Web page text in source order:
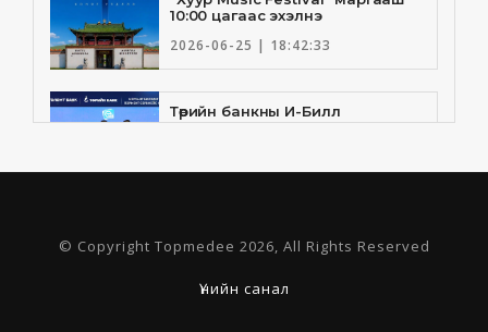
10:00 цагаас эхэлнэ
2026-06-25 | 18:42:33
Төрийн банкны И-Билл
үйлчилгээнд Голомт банк
2026-06-25 | 9:33:55
Төрийн банк, Санхүү Эдийн
Засгийн Их Сургууль хамтын
шинэчлэн байгууллаа
© Copyright Topmedee 2026, All Rights Reserved
Үнийн санал